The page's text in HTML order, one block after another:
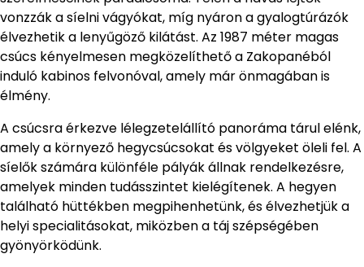
vonzzák a síelni vágyókat, míg nyáron a gyalogtúrázók
élvezhetik a lenyűgöző kilátást. Az 1987 méter magas
csúcs kényelmesen megközelíthető a Zakopanéból
induló kabinos felvonóval, amely már önmagában is
élmény.
A csúcsra érkezve lélegzetelállító panoráma tárul elénk,
amely a környező hegycsúcsokat és völgyeket öleli fel. A
síelők számára különféle pályák állnak rendelkezésre,
amelyek minden tudásszintet kielégítenek. A hegyen
található hüttékben megpihenhetünk, és élvezhetjük a
helyi specialitásokat, miközben a táj szépségében
gyönyörködünk.